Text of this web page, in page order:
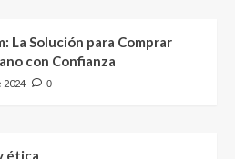
La Solución para Comprar
con Confianza
2024 0
ética